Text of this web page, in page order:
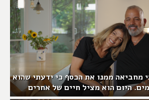
מחביאה ממנו את הכסף כי ידעתי שהוא
היום הוא מציל חיים של אחרים